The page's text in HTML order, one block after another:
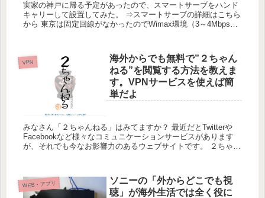
実家の神戸に帰る予定があったので、スマートサーブをハンド
キャリーして設置してみた。 ⇒スマートサーブの詳細はこちら
から 東京は固定回線がなかったのでWimax環境（3～4Mbps）
VPN
海外からでも無料で”２ちゃん
ねる”を閲覧する方法を教えま
す。VPNサービスを使えば簡
単だよ
みなさん「２ちゃんねる」はみてますか？ 最近だとTwitterや
Facebookなど様々なコミュニケーションサービスがあります
が、それでも今なお影響力のあるウェブサイトです。 ２ちゃん
WEB・アプリ
ソニーの「外からどこでも視
聴」が海外生活では全く役に